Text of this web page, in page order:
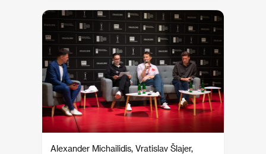
Alexander Michailidis, Vratislav Šlajer,